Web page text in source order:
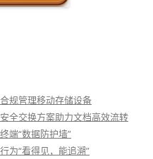
规管理移动存储设备
全交换方案助力文档高效流转
端“数据防护墙”
为“看得见，能追溯”